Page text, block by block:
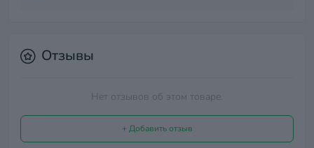
Отзывы
Нет отзывов об этом товаре.
+ Добавить отзыв